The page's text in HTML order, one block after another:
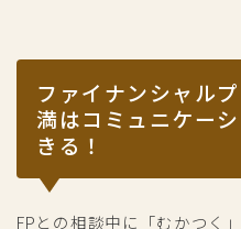
ファイナンシャル
満はコミュニケー
きる！
FPとの相談中に「むかつく